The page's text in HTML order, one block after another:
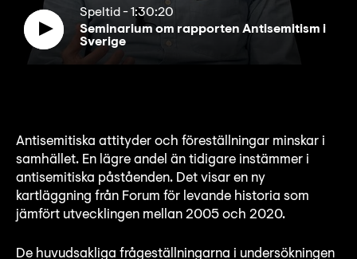
Lyssna
Lättläst
Speltid -1:30:20
Seminarium om rapporten Antisemitism i
Sverige
Antisemitiska attityder och föreställningar minskar i
samhället. En lägre andel än tidigare instämmer i
antisemitiska påståenden. Det visar en ny
kartläggning från Forum för levande historia som
jämfört utvecklingen mellan 2005 och 2020.
De huvudsakliga frågeställningarna i undersökningen